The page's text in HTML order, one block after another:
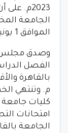
2023م.
الجامعة
الموافق 1 يونيو.
وصدق مجلس
الفصل
كليات جامعة
امتحانات